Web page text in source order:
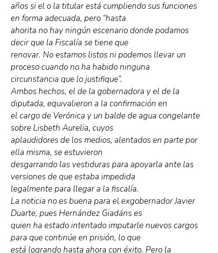
años si el o la titular está cumpliendo sus funciones
en forma adecuada, pero “hasta
ahorita no hay ningún escenario donde podamos
decir que la Fiscalía se tiene que
renovar. No estamos listos ni podemos llevar un
proceso cuando no ha habido ninguna
circunstancia que lo justifique”.
Ambos hechos, el de la gobernadora y el de la
diputada, equivalieron a la confirmación en
el cargo de Verónica y un balde de agua congelante
sobre Lisbeth Aurelia, cuyos
aplaudidores de los medios, alentados en parte por
ella misma, se estuvieron
desgarrando las vestiduras para apoyarla ante las
versiones de que estaba impedida
legalmente para llegar a la fiscalía.
La noticia no es buena para el exgobernador Javier
Duarte, pues Hernández Giadáns es
quien ha estado intentado imputarle nuevos cargos
para que continúe en prisión, lo que
está logrando hasta ahora con éxito. Pero la